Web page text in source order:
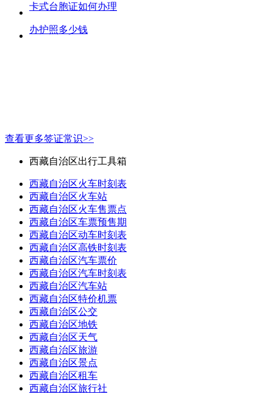
卡式台胞证如何办理
办护照多少钱
查看更多签证常识>>
西藏自治区出行工具箱
西藏自治区火车时刻表
西藏自治区火车站
西藏自治区火车售票点
西藏自治区车票预售期
西藏自治区动车时刻表
西藏自治区高铁时刻表
西藏自治区汽车票价
西藏自治区汽车时刻表
西藏自治区汽车站
西藏自治区特价机票
西藏自治区公交
西藏自治区地铁
西藏自治区天气
西藏自治区旅游
西藏自治区景点
西藏自治区租车
西藏自治区旅行社